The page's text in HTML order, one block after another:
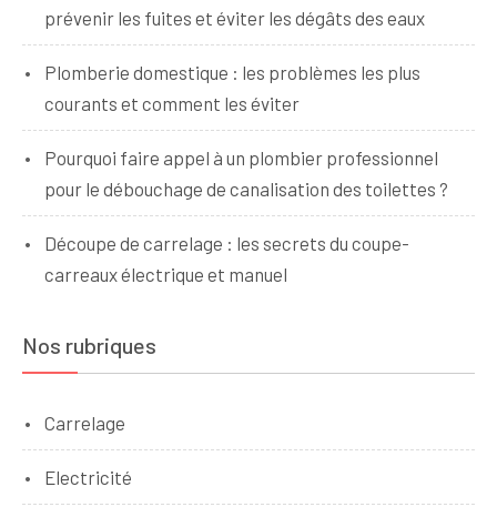
prévenir les fuites et éviter les dégâts des eaux
Plomberie domestique : les problèmes les plus
courants et comment les éviter
Pourquoi faire appel à un plombier professionnel
pour le débouchage de canalisation des toilettes ?
Découpe de carrelage : les secrets du coupe-
carreaux électrique et manuel
Nos rubriques
Carrelage
Electricité